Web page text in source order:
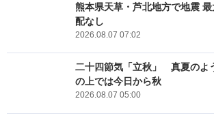
熊本県天草・芦北地方で地震
配なし
2026.08.07 07:02
二十四節気「立秋」 真夏のよ
の上では今日から秋
2026.08.07 05:00